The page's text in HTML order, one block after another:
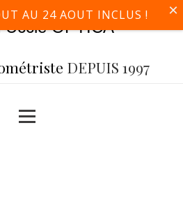
Uccle OPTICA
DEPUIS 1997
AU 24 AOUT INCLUS ! ×